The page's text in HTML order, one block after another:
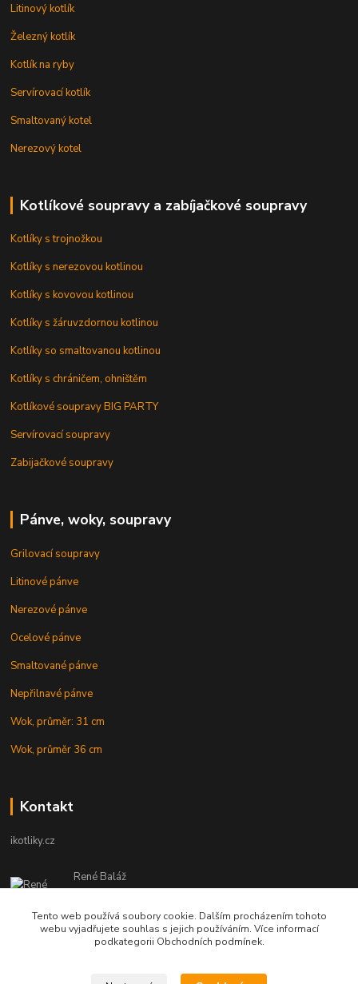
Litinový kotlík
Železný kotlík
Kotlík na ryby
Servírovací kotlík
Smaltovaný kotel
Nerezový kotel
Kotlíkové soupravy a zabíjačkové soupravy
Kotlíky s trojnožkou
Kotlíky s nerezovou kotlinou
Kotlíky s kovovou kotlinou
Kotlíky s žáruvzdornou kotlinou
Kotlíky so smaltovanou kotlinou
Kotlíky s chráničem, ohništěm
Kotlíkové soupravy BIG PARTY
Servírovací soupravy
Zabijačkové soupravy
Pánve, woky, soupravy
Grilovací soupravy
Litinové pánve
Nerezové pánve
Ocelové pánve
Smaltované pánve
Nepřilnavé pánve
Wok, průměr: 31 cm
Wok, průměr 36 cm
Kontakt
ikotliky.cz
René Baláž
Eshop: +421 902 212 007
od 8:00 - do 16:00 hod
info@ikotliky.cz
Tento web používá soubory cookie. Dalším procházením tohoto
webu vyjadřujete souhlas s jejich používáním. Více informací
podkategorii Obchodních podmínek.